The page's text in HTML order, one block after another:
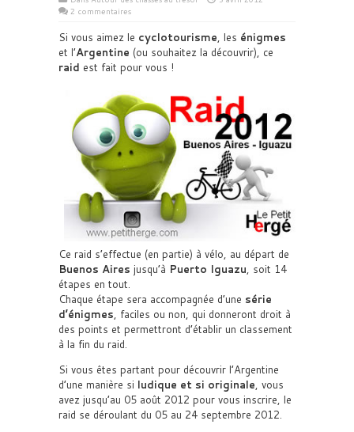
2 commentaires
Si vous aimez le cyclotourisme, les énigmes
et l’Argentine (ou souhaitez la découvrir), ce
raid est fait pour vous !
Ce raid s’effectue (en partie) à vélo, au départ de
Buenos Aires jusqu’à Puerto Iguazu, soit 14
étapes en tout.
Chaque étape sera accompagnée d’une série
d’énigmes, faciles ou non, qui donneront droit à
des points et permettront d’établir un classement
à la fin du raid.
Si vous êtes partant pour découvrir l’Argentine
d’une manière si ludique et si originale, vous
avez jusqu’au 05 août 2012 pour vous inscrire, le
raid se déroulant du 05 au 24 septembre 2012.